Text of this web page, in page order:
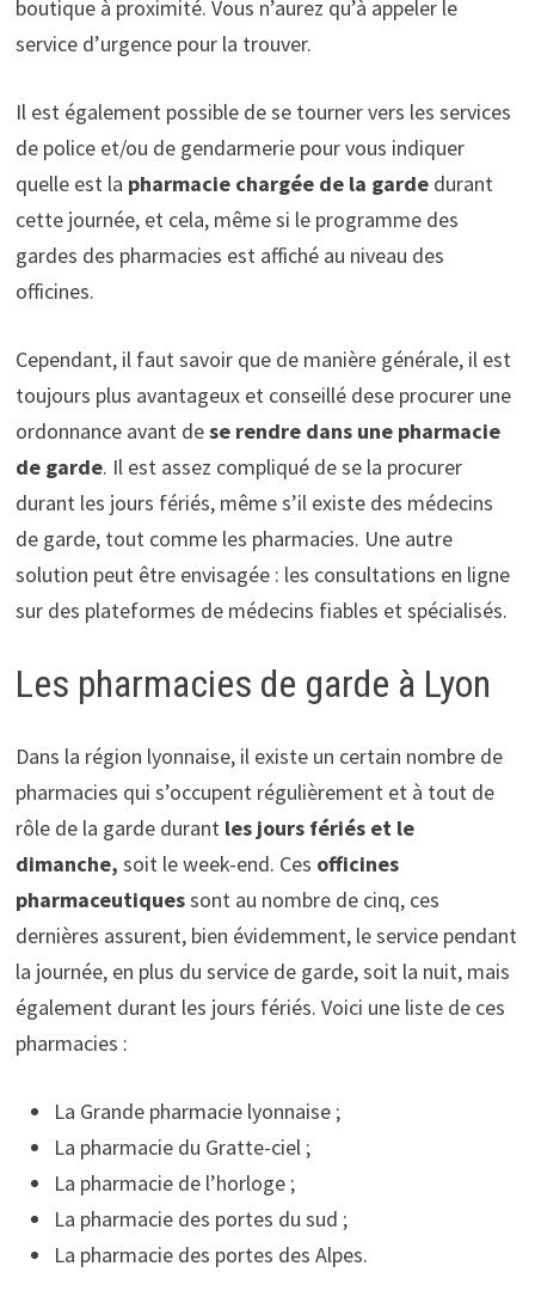
boutique à proximité. Vous n’aurez qu’à appeler le
service d’urgence pour la trouver.
Il est également possible de se tourner vers les services
de police et/ou de gendarmerie pour vous indiquer
quelle est la pharmacie chargée de la gardedurant
cette journée, et cela, même si le programme des
gardes des pharmacies est affiché au niveau des
officines.
Cependant, il faut savoir que de manière générale, il est
toujours plus avantageux et conseillé dese procurer une
ordonnance avant dese rendre dans une pharmacie
de garde. Il est assez compliqué de se la procurer
durant les jours fériés, même s’il existe des médecins
de garde, tout comme les pharmacies. Une autre
solution peut être envisagée : les consultations en ligne
sur des plateformes de médecins fiables et spécialisés.
Les pharmacies de garde à Lyon
Dans la région lyonnaise, il existe un certain nombre de
pharmacies qui s’occupent régulièrement et à tout de
rôle de la garde durant les jours fériés et le
dimanche, soit le week-end. Ces officines
pharmaceutiquessont au nombre de cinq, ces
dernières assurent, bien évidemment, le service pendant
la journée, en plus du service de garde, soit la nuit, mais
également durant les jours fériés. Voici une liste de ces
pharmacies :
La Grande pharmacie lyonnaise ;
La pharmacie du Gratte-ciel ;
La pharmacie de l’horloge ;
La pharmacie des portes du sud ;
La pharmacie des portes des Alpes.